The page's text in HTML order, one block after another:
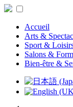
Accueil
Arts &
Sport &
Salons &
Bien-être &